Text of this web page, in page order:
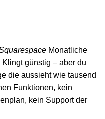
Monatliche
günstig – aber du
die aussieht wie tausend
Funktionen, kein
kein Support der